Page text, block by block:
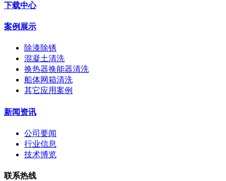
下载中心
案例展示
除漆除锈
混凝土清洗
换热器换能器清洗
船体网箱清洗
其它应用案例
新闻资讯
公司要闻
行业信息
技术博览
联系热线